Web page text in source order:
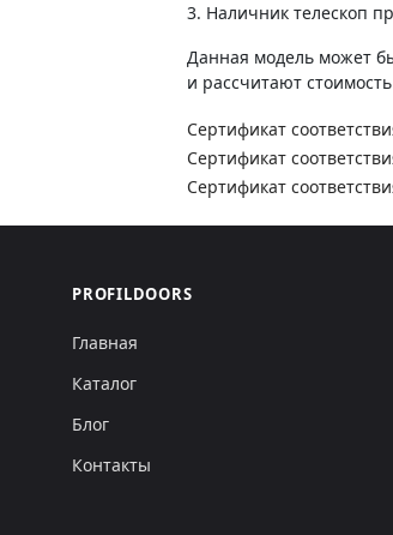
3. Наличник телескоп
Данная модель может
и рассчитают
Сертификат
Сертификат
Сертификат
PROFILDOORS
Главная
Каталог
Блог
Контакты